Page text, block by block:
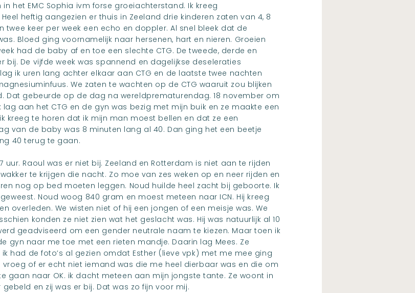
het EMC Sophia ivm forse groeiachterstand. Ik kreeg
heftig aangezien er thuis in Zeeland drie kinderen zaten van 4, 8
twee keer per week een echo en doppler. Al snel bleek dat de
Bloed ging voornamelijk naar hersenen, hart en nieren. Groeien
had de baby af en toe een slechte CTG. De tweede, derde en
bij. De vijfde week was spannend en dagelijkse deseleraties
ik uren lang achter elkaar aan CTG en de laatste twee nachten
We zaten te wachten op de CTG waaruit zou blijken
Dat gebeurde op de dag na wereldprematurendag. 18 november om
lag aan het CTG en de gyn was bezig met mijn buik en ze maakte een
kreeg te horen dat ik mijn man moest bellen en dat ze een
van de baby was 8 minuten lang al 40. Dan ging het een beetje
40 terug te gaan.
uur. Raoul was er niet bij. Zeeland en Rotterdam is niet aan te rijden
te krijgen die nacht. Zo moe van zes weken op en neer rijden en
nog op bed moeten leggen. Noud huilde heel zacht bij geboorte. Ik
Noud woog 840 gram en moest meteen naar ICN. Hij kreeg
overleden. We wisten niet of hij een jongen of een meisje was. We
konden ze niet zien wat het geslacht was. Hij was natuurlijk al 10
geadviseerd om een gender neutrale naam te kiezen. Maar toen ik
gyn naar me toe met een rieten mandje. Daarin lag Mees. Ze
had de foto’s al gezien omdat Esther (lieve vpk) met me mee ging
vroeg of er echt niet iemand was die me heel dierbaar was en die om
gaan naar OK. ik dacht meteen aan mijn jongste tante. Ze woont in
en zij was er bij. Dat was zo fijn voor mij.